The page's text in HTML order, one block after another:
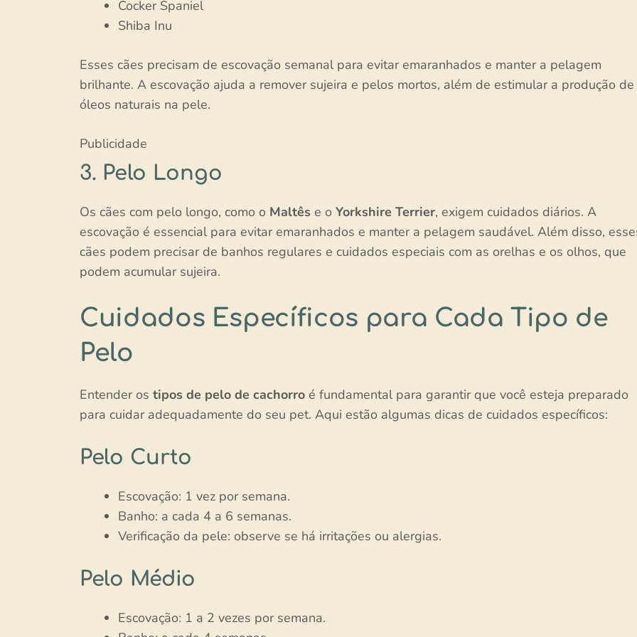
Cocker Spaniel
Shiba Inu
Esses cães precisam de escovação semanal para evitar emaranhados e manter a pelagem
brilhante. A escovação ajuda a remover sujeira e pelos mortos, além de estimular a produção de
óleos naturais na pele.
Publicidade
3. Pelo Longo
Os cães com pelo longo, como o Maltês e o Yorkshire Terrier, exigem cuidados diários. A
escovação é essencial para evitar emaranhados e manter a pelagem saudável. Além disso,
cães podem precisar de banhos regulares e cuidados especiais com as orelhas e os olhos, que
podem acumular sujeira.
Cuidados Específicos para Cada Tipo de
Pelo
Entender os tipos de pelo de cachorro é fundamental para garantir que você esteja preparado
para cuidar adequadamente do seu pet. Aqui estão algumas dicas de cuidados específicos:
Pelo Curto
Escovação: 1 vez por semana.
Banho: a cada 4 a 6 semanas.
Verificação da pele: observe se há irritações ou alergias.
Pelo Médio
Escovação: 1 a 2 vezes por semana.